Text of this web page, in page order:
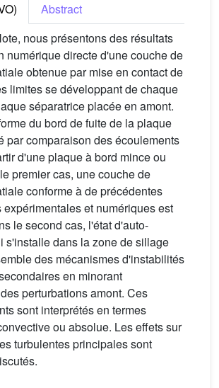
Abstract
nous présentons des résultats
numérique directe d'une couche de
obtenue par mise en contact de
limites se développant de chaque
séparatrice placée en amont.
du bord de fuite de la plaque
par comparaison des écoulements
d'une plaque à bord mince ou
premier cas, une couche de
conforme à de précédentes
et numériques est
le second cas, l'état d'auto-
s'installe dans la zone de sillage
des mécanismes d'instabilités
en minorant
perturbations amont. Ces
sont interprétés en termes
ou absolue. Les effets sur
turbulentes principales sont